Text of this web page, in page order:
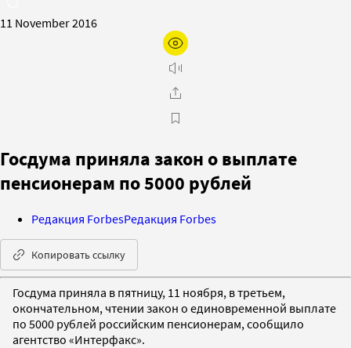
11 November 2016
Госдума приняла закон о выплате
пенсионерам по 5000 рублей
Редакция ForbesРедакция Forbes
Копировать ссылку
Госдума приняла в пятницу, 11 ноября, в третьем,
окончательном, чтении закон о единовременной выплате
по 5000 рублей российским пенсионерам, сообщило
агентство «Интерфакс».